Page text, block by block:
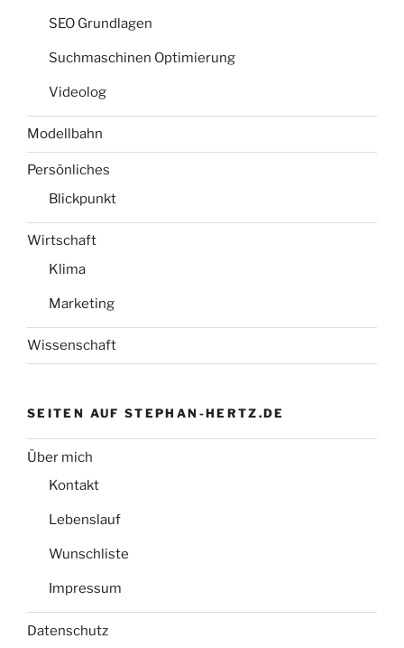
SEO Grundlagen
Suchmaschinen Optimierung
Videolog
Modellbahn
Persönliches
Blickpunkt
Wirtschaft
Klima
Marketing
Wissenschaft
SEITEN AUF STEPHAN-HERTZ.DE
Über mich
Kontakt
Lebenslauf
Wunschliste
Impressum
Datenschutz